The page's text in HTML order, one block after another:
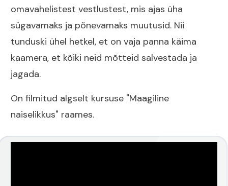
omavahelistest vestlustest, mis ajas üha
sügavamaks ja põnevamaks muutusid. Nii
tunduski ühel hetkel, et on vaja panna käima
kaamera, et kõiki neid mõtteid salvestada ja
jagada.
On filmitud algselt kursuse "Maagiline
naiselikkus" raames.